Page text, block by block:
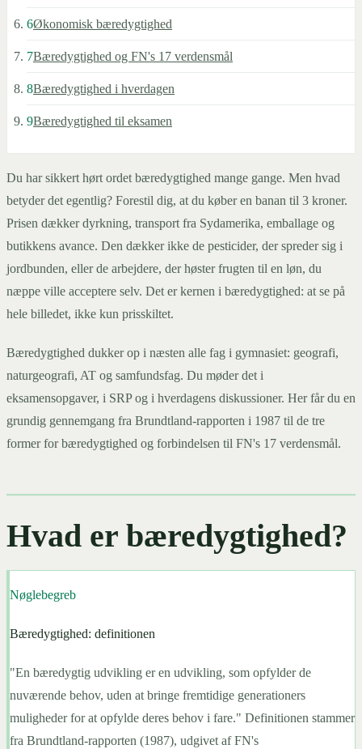
6Økonomisk bæredygtighed
7Bæredygtighed og FN's 17 verdensmål
8Bæredygtighed i hverdagen
9Bæredygtighed til eksamen
Du har sikkert hørt ordet bæredygtighed mange gange. Men hvad
betyder det egentlig? Forestil dig, at du køber en banan til 3 kroner.
Prisen dækker dyrkning, transport fra Sydamerika, emballage og
butikkens avance. Den dækker ikke de pesticider, der spreder sig i
jordbunden, eller de arbejdere, der høster frugten til en løn, du
næppe ville acceptere selv. Det er kernen i bæredygtighed: at se på
hele billedet, ikke kun prisskiltet.
Bæredygtighed dukker op i næsten alle fag i gymnasiet: geografi,
naturgeografi, AT og samfundsfag. Du møder det i
eksamensopgaver, i SRP og i hverdagens diskussioner. Her får du en
grundig gennemgang fra Brundtland-rapporten i 1987 til de tre
former for bæredygtighed og forbindelsen til FN's 17 verdensmål.
Hvad er bæredygtighed?
Nøglebegreb
Bæredygtighed: definitionen
"En bæredygtig udvikling er en udvikling, som opfylder de
nuværende behov, uden at bringe fremtidige generationers
muligheder for at opfylde deres behov i fare." Definitionen stammer
fra Brundtland-rapporten (1987), udgivet af FN's